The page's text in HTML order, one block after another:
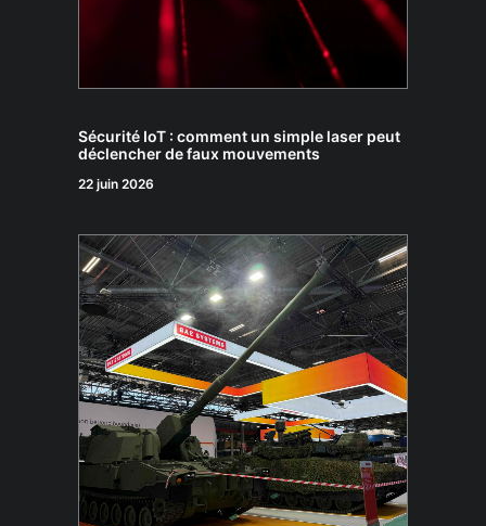
Sécurité IoT : comment un simple laser peut
déclencher de faux mouvements
22 juin 2026